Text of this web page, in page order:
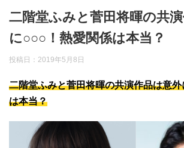
二階堂ふみと菅田将暉の共
に○○○！熱愛関係は本当？
投稿日： 2019年5月8日
二階堂ふみと菅田将暉の共演作品は意
は本当？